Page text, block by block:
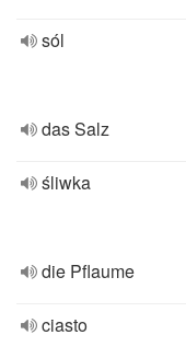
sól
das Salz
śliwka
die Pflaume
ciasto